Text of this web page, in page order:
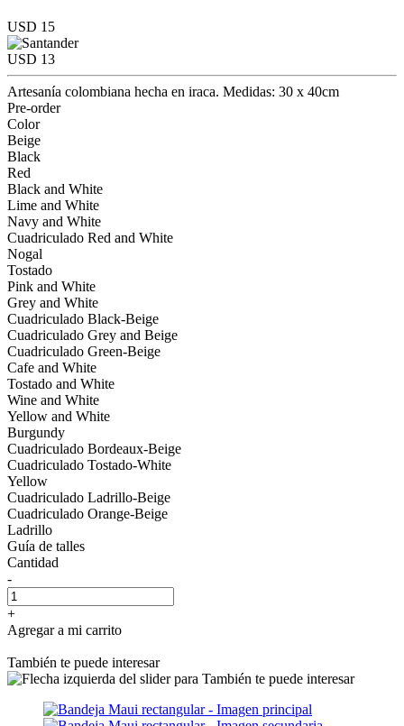
USD 15
USD 13
Artesanía colombiana hecha en iraca. Medidas: 30 x 40cm
Pre-order
Color
Beige
Black
Red
Black and White
Lime and White
Navy and White
Cuadriculado Red and White
Nogal
Tostado
Pink and White
Grey and White
Cuadriculado Black-Beige
Cuadriculado Grey and Beige
Cuadriculado Green-Beige
Cafe and White
Tostado and White
Wine and White
Yellow and White
Burgundy
Cuadriculado Bordeaux-Beige
Cuadriculado Tostado-White
Yellow
Cuadriculado Ladrillo-Beige
Cuadriculado Orange-Beige
Ladrillo
Guía de talles
Cantidad
-
+
Agregar a mi carrito
También te puede interesar